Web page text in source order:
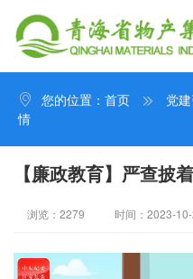
您的位置： 首页 党
情
【廉政教育】严查披
浏览：2279 时间：2023-